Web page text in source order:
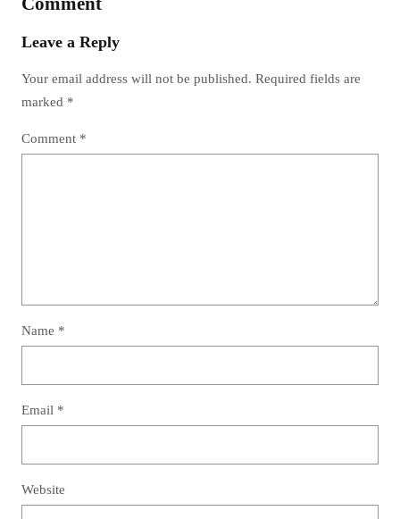
Leave a Reply
Your email address will not be published. Required fields are
marked *
Comment *
Name *
Email *
Website